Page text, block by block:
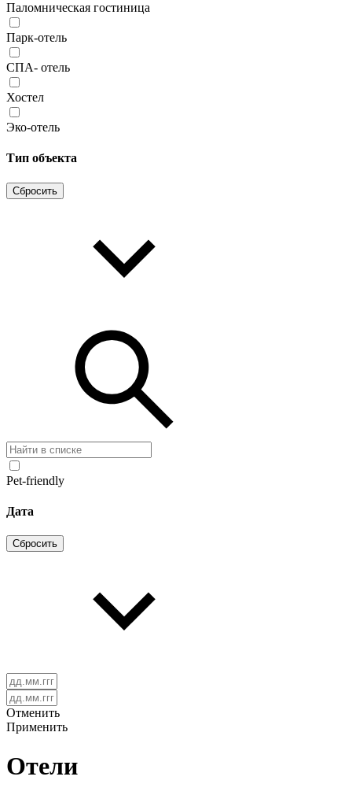
Паломническая гостиница
Парк-отель
СПА- отель
Хостел
Эко-отель
Тип объекта
Сбросить
Pet-friendly
Дата
Сбросить
Отменить
Применить
Отели